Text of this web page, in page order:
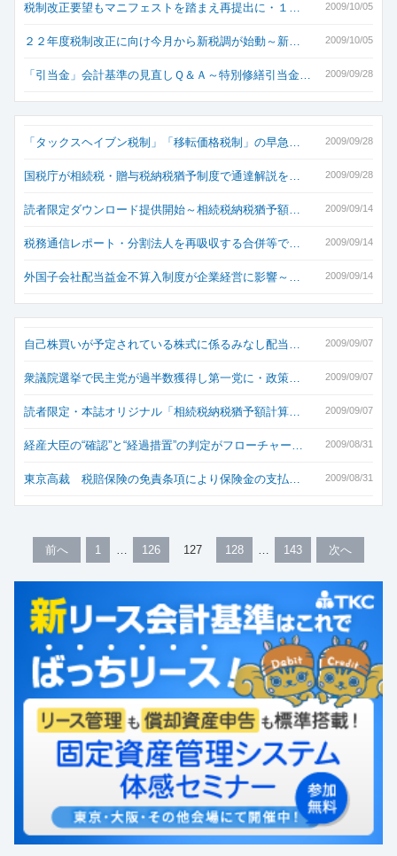
2009/10/05
税制改正要望もマニフェストを踏まえ再提出に・１…
2009/10/05
２２年度税制改正に向け今月から新税調が始動～新…
2009/09/28
「引当金」会計基準の見直しＱ＆Ａ～特別修繕引当金…
2009/09/28
「タックスヘイブン税制」「移転価格税制」の早急…
2009/09/28
国税庁が相続税・贈与税納税猶予制度で通達解説を…
2009/09/14
読者限定ダウンロード提供開始～相続税納税猶予額…
2009/09/14
税務通信レポート・分割法人を再吸収する合併等で…
2009/09/14
外国子会社配当益金不算入制度が企業経営に影響～…
2009/09/07
自己株買いが予定されている株式に係るみなし配当…
2009/09/07
衆議院選挙で民主党が過半数獲得し第一党に・政策…
2009/09/07
読者限定・本誌オリジナル「相続税納税猶予額計算…
2009/08/31
経産大臣の“確認”と“経過措置”の判定がフローチャー…
2009/08/31
東京高裁 税賠保険の免責条項により保険金の支払…
前へ 1 126 127 128 143 次へ